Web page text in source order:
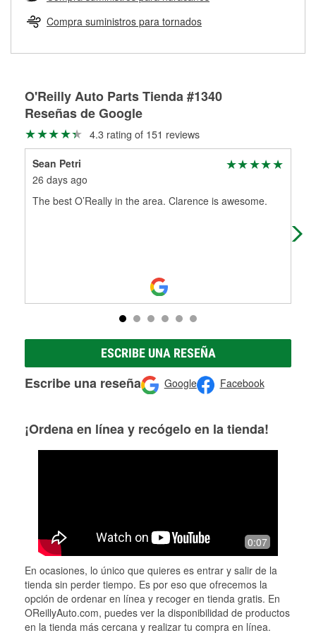
Herramientas de O'Reilly
pueden ser reutilizados, podemos ayudarte a encontrar las
partes de reemplazo correctas para tu reparación.
Rectificación de tambores y discos de freno
Compra suministros para tornados
O'Reilly Auto Parts Tienda #1340
Reseñas de Google
4.3 rating of 151 reviews
Sean Petri
26 days ago
The best O’Really in the area. Clarence is awesome.
ESCRIBE UNA RESEÑA
Escribe una reseña Google Facebook
¡Ordena en línea y recógelo en la tienda!
0:07
En ocasiones, lo único que quieres es entrar y salir de la
tienda sin perder tiempo. Es por eso que ofrecemos la
opción de ordenar en línea y recoger en tienda gratis. En
OReillyAuto.com, puedes ver la disponibilidad de productos
en la tienda más cercana y realizar tu compra en línea.